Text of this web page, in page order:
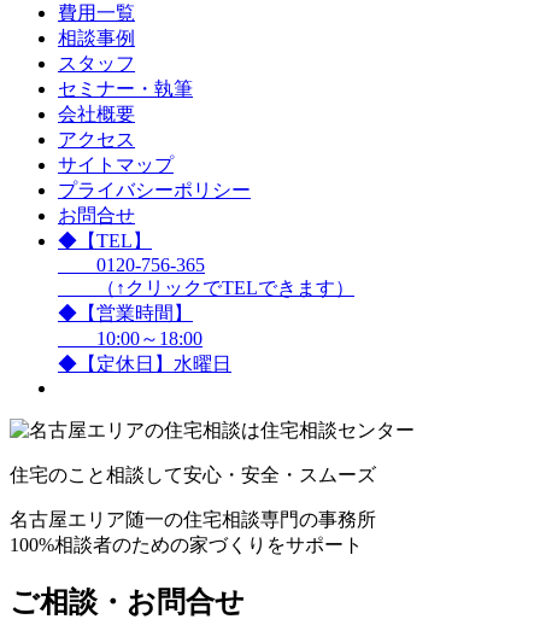
費用一覧
相談事例
スタッフ
セミナー・執筆
会社概要
アクセス
サイトマップ
プライバシーポリシー
お問合せ
◆【TEL】
0120-756-365
（↑クリックでTELできます）
◆【営業時間】
10:00～18:00
◆【定休日】水曜日
住宅のこと相談して安心・安全・スムーズ
名古屋エリア随一の住宅相談専門の事務所
100%相談者のための家づくりをサポート
ご相談・お問合せ